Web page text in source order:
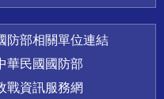
防部相關單位連結
華民國國防部
戰資訊服務網